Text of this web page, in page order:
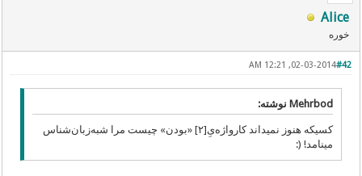
Alice
خوره
#42
02-03-2014, 12:21 AM
Mehrbod نوشته:
کسیکه هنوز نمیداند کارواژه‌یِ[٢] «بودن» چیست مرا شبه‌زبان‌شناس
مینامد! (: